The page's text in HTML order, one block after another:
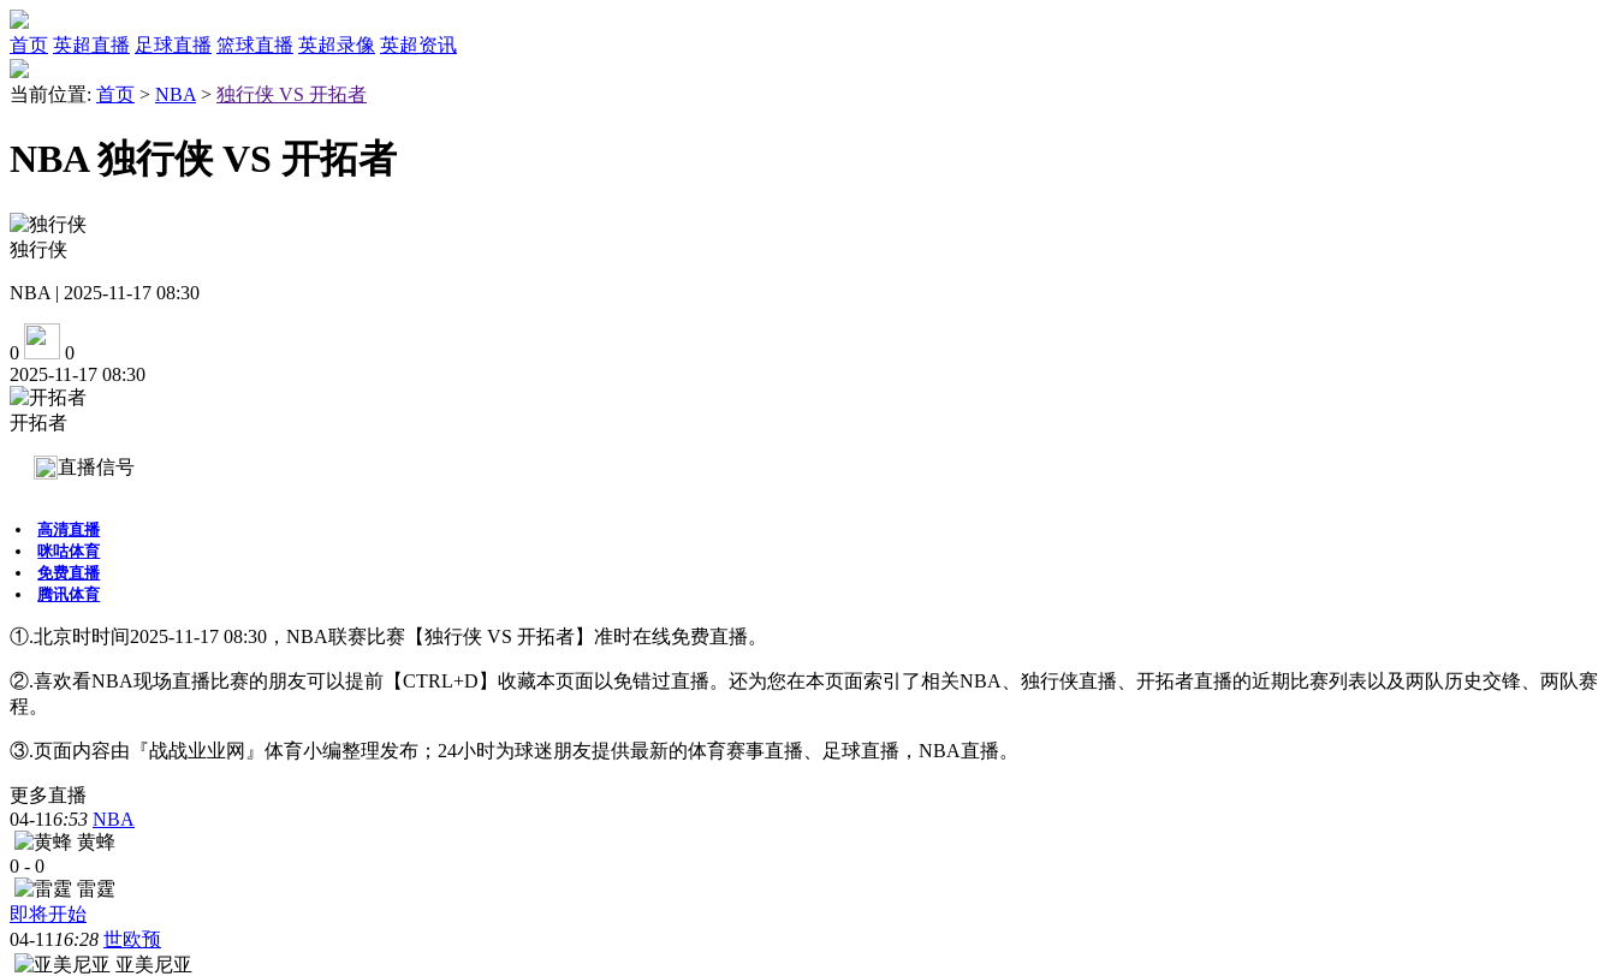
首页 英超直播 足球直播 篮球直播 英超录像 英超资讯
当前位置: 首页 > NBA > 独行侠 VS 开拓者
NBA 独行侠 VS 开拓者
独行侠
NBA | 2025-11-17 08:30
0
0
2025-11-17 08:30
开拓者
直播信号
高清直播
咪咕体育
免费直播
腾讯体育
①.北京时时间2025-11-17 08:30，NBA联赛比赛【独行侠 VS 开拓者】准时在线免费直播。
②.喜欢看NBA现场直播比赛的朋友可以提前【CTRL+D】收藏本页面以免错过直播。还为您在本页面索引了相关NBA、独行侠直播、开拓者直播的近期比赛列表以及两队历史交锋、两队赛
程。
③.页面内容由『战战业业网』体育小编整理发布；24小时为球迷朋友提供最新的体育赛事直播、足球直播，NBA直播。
更多直播
04-116:53 NBA
黄蜂
0 - 0
雷霆
即将开始
04-11 16:28 世欧预
亚美尼亚